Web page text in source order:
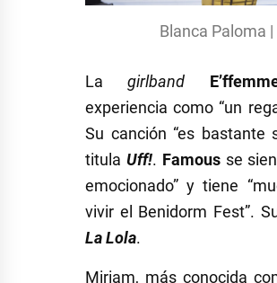
Blanca Paloma |
Lagirlband
experiencia como “un
Su canción “es bastante
titula Uff!. Famousse
emocionado” y tiene
vivir el Benidorm Fest”.
La Lola.
Miriam, más conocida